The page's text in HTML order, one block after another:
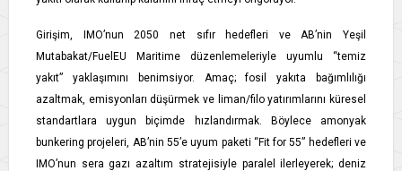
Girişim, IMO’nun 2050 net sıfır hedefleri ve AB’nin Yeşil
Mutabakat/FuelEU Maritime düzenlemeleriyle uyumlu “temiz
yakıt” yaklaşımını benimsiyor. Amaç; fosil yakıta bağımlılığı
azaltmak, emisyonları düşürmek ve liman/filo yatırımlarını küresel
standartlara uygun biçimde hızlandırmak. Böylece amonyak
bunkering projeleri, AB’nin 55’e uyum paketi “Fit for 55” hedefleri ve
IMO’nun sera gazı azaltım stratejisiyle paralel ilerleyerek; deniz